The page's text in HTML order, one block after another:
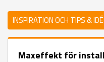
INSPIRATION OCH TIPS &
Maxeffekt för